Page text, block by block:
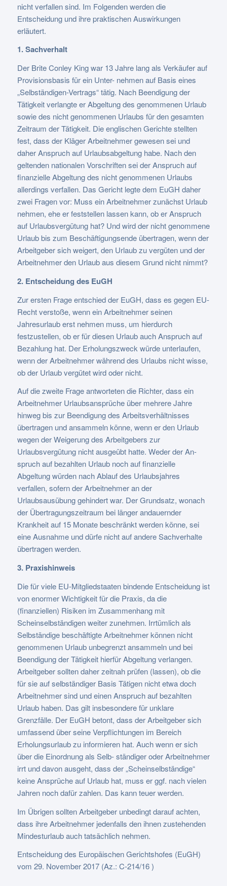
nicht verfallen sind. Im Folgenden werden die
Entscheidung und ihre praktischen Auswirkungen
erläutert.
1. Sachverhalt
Der Brite Conley King war 13 Jahre lang als Verkäufer auf
Provisionsbasis für ein Unter- nehmen auf Basis eines
„Selbständigen-Vertrags“ tätig. Nach Beendigung der
Tätigkeit verlangte er Abgeltung des genommenen Urlaub
sowie des nicht genommenen Urlaubs für den gesamten
Zeitraum der Tätigkeit. Die englischen Gerichte stellten
fest, dass der Kläger Arbeitnehmer gewesen sei und
daher Anspruch auf Urlaubsabgeltung habe. Nach den
geltenden nationalen Vorschriften sei der Anspruch auf
finanzielle Abgeltung des nicht genommenen Urlaubs
allerdings verfallen. Das Gericht legte dem EuGH daher
zwei Fragen vor: Muss ein Arbeitnehmer zunächst Urlaub
nehmen, ehe er feststellen lassen kann, ob er Anspruch
auf Urlaubsvergütung hat? Und wird der nicht genommene
Urlaub bis zum Beschäftigungsende übertragen, wenn der
Arbeitgeber sich weigert, den Urlaub zu vergüten und der
Arbeitnehmer den Urlaub aus diesem Grund nicht nimmt?
2. Entscheidung des EuGH
Zur ersten Frage entschied der EuGH, dass es gegen EU-
Recht verstoße, wenn ein Arbeitnehmer seinen
Jahresurlaub erst nehmen muss, um hierdurch
festzustellen, ob er für diesen Urlaub auch Anspruch auf
Bezahlung hat. Der Erholungszweck würde unterlaufen,
wenn der Arbeitnehmer während des Urlaubs nicht wisse,
ob der Urlaub vergütet wird oder nicht.
Auf die zweite Frage antworteten die Richter, dass ein
Arbeitnehmer Urlaubsansprüche über mehrere Jahre
hinweg bis zur Beendigung des Arbeitsverhältnisses
übertragen und ansammeln könne, wenn er den Urlaub
wegen der Weigerung des Arbeitgebers zur
Urlaubsvergütung nicht ausgeübt hatte. Weder der An-
spruch auf bezahlten Urlaub noch auf finanzielle
Abgeltung würden nach Ablauf des Urlaubsjahres
verfallen, sofern der Arbeitnehmer an der
Urlaubsausübung gehindert war. Der Grundsatz, wonach
der Übertragungszeitraum bei länger andauernder
Krankheit auf 15 Monate beschränkt werden könne, sei
eine Ausnahme und dürfe nicht auf andere Sachverhalte
übertragen werden.
3. Praxishinweis
Die für viele EU-Mitgliedstaaten bindende Entscheidung ist
von enormer Wichtigkeit für die Praxis, da die
(finanziellen) Risiken im Zusammenhang mit
Scheinselbständigen weiter zunehmen. Irrtümlich als
Selbständige beschäftigte Arbeitnehmer können nicht
genommenen Urlaub unbegrenzt ansammeln und bei
Beendigung der Tätigkeit hierfür Abgeltung verlangen.
Arbeitgeber sollten daher zeitnah prüfen (lassen), ob die
für sie auf selbständiger Basis Tätigen nicht etwa doch
Arbeitnehmer sind und einen Anspruch auf bezahlten
Urlaub haben. Das gilt insbesondere für unklare
Grenzfälle. Der EuGH betont, dass der Arbeitgeber sich
umfassend über seine Verpflichtungen im Bereich
Erholungsurlaub zu informieren hat. Auch wenn er sich
über die Einordnung als Selb- ständiger oder Arbeitnehmer
irrt und davon ausgeht, dass der „Scheinselbständige“
keine Ansprüche auf Urlaub hat, muss er ggf. nach vielen
Jahren noch dafür zahlen. Das kann teuer werden.
Im Übrigen sollten Arbeitgeber unbedingt darauf achten,
dass ihre Arbeitnehmer jedenfalls den ihnen zustehenden
Mindesturlaub auch tatsächlich nehmen.
Entscheidung des Europäischen Gerichtshofes (EuGH)
vom 29. November 2017 (Az.: C-214/16 )